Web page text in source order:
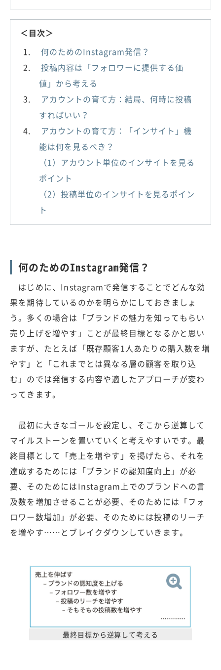
＜目次＞
何のためのInstagram発信？
投稿内容は「フォロワーに提供する価
値」から考える
アカウントの育て方：結局、何時に投稿
すればいい？
アカウントの育て方：「インサイト」機
能は何を見るべき？
（1）アカウント単位のインサイトを見る
ポイント
（2）投稿単位のインサイトを見るポイン
ト
何のためのInstagram発信？
はじめに、Instagramで発信することでどんな効
果を期待しているのかを明らかにしておきましょ
う。多くの場合は「ブランドの魅力を知ってもらい
売り上げを増やす」ことが最終目標となるかと思い
ますが、たとえば「既存顧客1人あたりの購入数を増
やす」と「これまでとは異なる層の顧客を取り込
む」のでは発信する内容や適したアプローチが変わ
ってきます。
最初に大きなゴールを設定し、そこから逆算して
マイルストーンを置いていくと考えやすいです。最
終目標として「売上を増やす」を掲げたら、それを
達成するためには「ブランドの認知度向上」が必
要、そのためにはInstagram上でのブランドへの言
及数を増加させることが必要、そのためには「フォ
ロワー数増加」が必要、そのためには投稿のリーチ
を増やす……とブレイクダウンしていきます。
最終目標から逆算して考える